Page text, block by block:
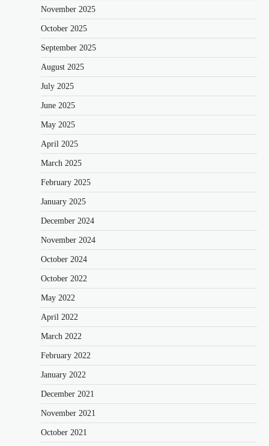
November 2025
October 2025
September 2025
August 2025
July 2025
June 2025
May 2025
April 2025
March 2025
February 2025
January 2025
December 2024
November 2024
October 2024
October 2022
May 2022
April 2022
March 2022
February 2022
January 2022
December 2021
November 2021
October 2021